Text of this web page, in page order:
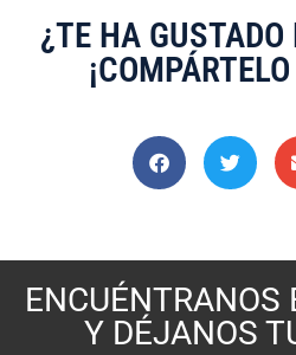
¿TE HA
ENCUÉNTRANOS
Y DÉJANOS